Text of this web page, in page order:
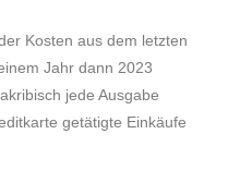
Kosten aus dem letzten
Jahr dann 2023
jede Ausgabe
getätigte Einkäufe